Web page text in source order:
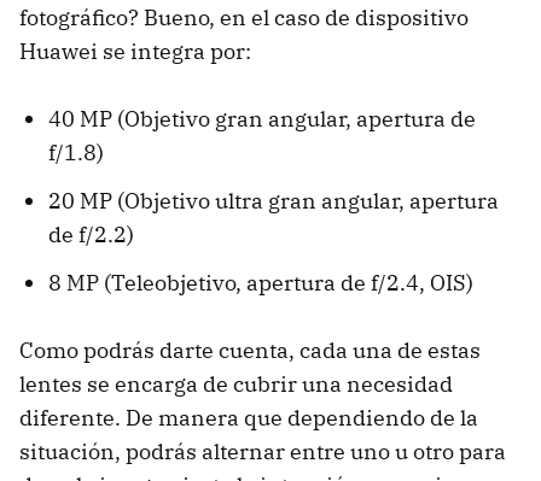
fotográfico? Bueno, en el caso de dispositivo
Huawei se integra por:
40 MP (Objetivo gran angular, apertura de
f/1.8)
20 MP (Objetivo ultra gran angular, apertura
de f/2.2)
8 MP (Teleobjetivo, apertura de f/2.4, OIS)
Como podrás darte cuenta, cada una de estas
lentes se encarga de cubrir una necesidad
diferente. De manera que dependiendo de la
situación, podrás alternar entre uno u otro para